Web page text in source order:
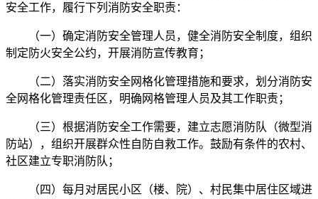
安全工作，履行下列消防安全职责：
（一）确定消防安全管理人员，健全消防安全制度，组织
制定防火安全公约，开展消防宣传教育；
（二）落实消防安全网格化管理措施和要求，划分消防安
全网格化管理责任区，明确网格管理人员及其工作职责；
（三）根据消防安全工作需要，建立志愿消防队（微型消
防站），组织开展群众性自防自救工作。鼓励有条件的农村、
社区建立专职消防队；
（四）每月对居民小区（楼、院）、村民集中居住区域进